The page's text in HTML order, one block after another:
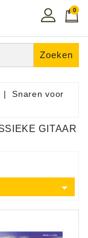
0
Zoeken
Snaren voor
GITAAR
